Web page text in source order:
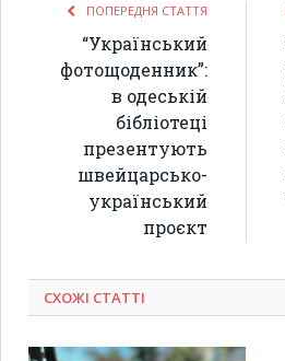
ПОПЕРЕДНЯ СТАТТЯ
“Український
фотощоденник”:
в одеській
бібліотеці
презентують
швейцарсько-
український
проєкт
СХОЖІ СТАТТІ